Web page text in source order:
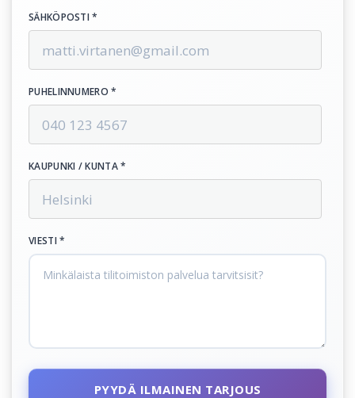
SÄHKÖPOSTI *
PUHELINNUMERO *
KAUPUNKI / KUNTA *
VIESTI *
PYYDÄ ILMAINEN TARJOUS